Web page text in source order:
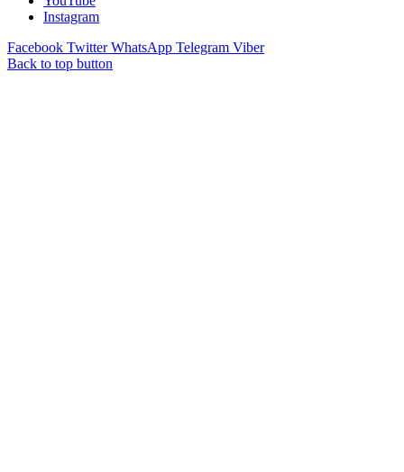
Instagram
Facebook Twitter WhatsApp Telegram Viber
Back to top button